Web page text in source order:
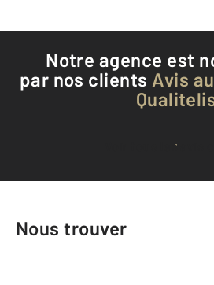
Notre agence est
par nos clients Avis
Voir tous les avis
Nous trouver